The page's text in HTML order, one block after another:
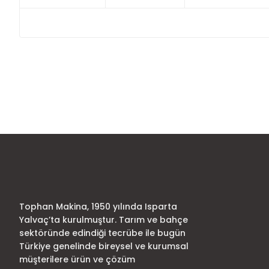
Ürün bilgilerinde hatalar bulunuyor.
Tophan Makina, 1950 yılında Isparta
Yalvaç’ta kurulmuştur. Tarım ve bahçe
sektöründe edindiği tecrübe ile bugün
Türkiye genelinde bireysel ve kurumsal
müşterilere ürün ve çözüm